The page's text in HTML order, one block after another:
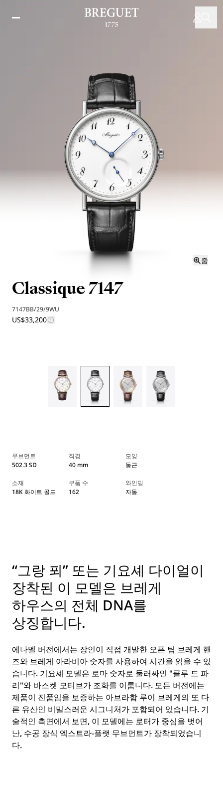
줌
Classique 7147
7147BB/29/9WU
US$33,200
무브먼트
502.3 SD
직경
40 mm
모양
둥근
소재
18K 화이트 골드
부품 수
162
와인딩
자동
“그랑 푀” 또는 기요셰 다이얼이
장착된 이 모델은 브레게
하우스의 전체 DNA를
상징합니다.
에나멜 버전에서는 장인이 직접 개발한 오픈 팁 브레게 핸
즈와 브레게 아라비아 숫자를 사용하여 시간을 읽을 수 있
습니다. 기요셰 모델은 로마 숫자로 둘러싸인 "클루 드 파
리"와 바스켓 모티브가 조화를 이룹니다. 모든 버전에는
제품이 진품임을 보증하는 아브라함 루이 브레게의 또 다
른 유산인 비밀스러운 시그니처가 포함되어 있습니다. 기
술적인 측면에서 보면, 이 모델에는 로터가 중심을 벗어
난, 수공 장식 엑스트라-플랫 무브먼트가 장착되었습니
다.